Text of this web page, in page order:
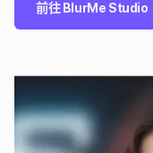
前往 BlurMe Studio